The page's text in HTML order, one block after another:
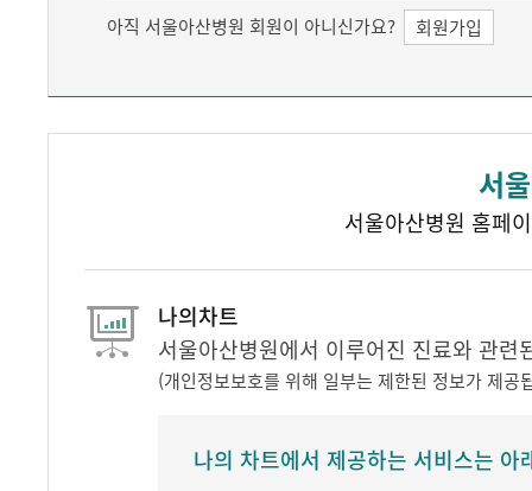
아직 서울아산병원 회원이 아니신가요? 회원가입
서
서울아산병원 홈페
나의차트
서울아산병원에서 이루어진 진료와 관
(개인정보보호를 위해 일부는 제한된 정보가 제공
나의 차트에서 제공하는 서비스는 아